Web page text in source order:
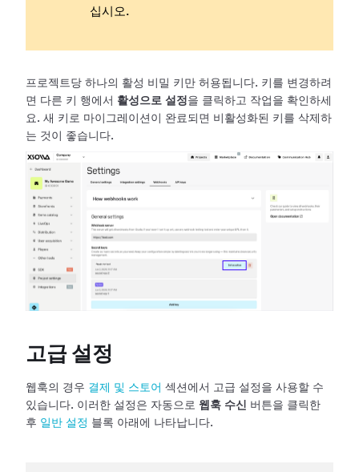
십시오.
프로젝트당 하나의 활성 비밀 키만 허용됩니다. 키를 변경하려
면 다른 키 행에서 활성으로 설정을 클릭하고 작업을 확인하세
요. 새 키로 마이그레이션이 완료되면 비활성화된 키를 삭제하
는 것이 좋습니다.
고급 설정
웹훅의 경우 결제 및 스토어 섹션에서 고급 설정을 사용할 수
있습니다. 이러한 설정은 자동으로 웹훅 수신 버튼을 클릭한
후 일반 설정 블록 아래에 나타납니다.